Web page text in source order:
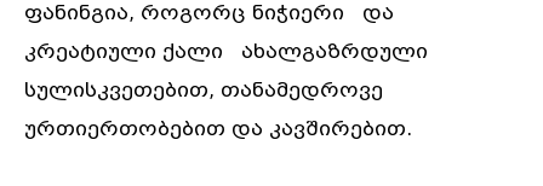
ფანინგია, როგორც ნიჭიერი და
კრეატიული ქალი ახალგაზრდული
სულისკვეთებით, თანამედროვე
ურთიერთობებით და კავშირებით.